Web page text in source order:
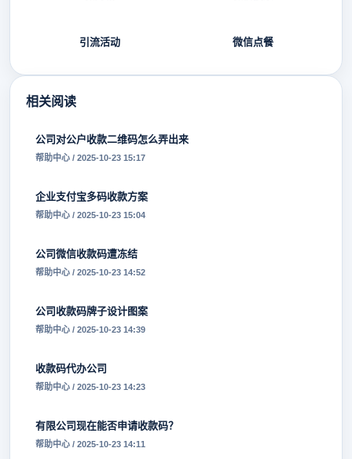
引流活动 微信点餐
相关阅读
公司对公户收款二维码怎么弄出来
帮助中心 / 2025-10-23 15:17
企业支付宝多码收款方案
帮助中心 / 2025-10-23 15:04
公司微信收款码遭冻结
帮助中心 / 2025-10-23 14:52
公司收款码牌子设计图案
帮助中心 / 2025-10-23 14:39
收款码代办公司
帮助中心 / 2025-10-23 14:23
有限公司现在能否申请收款码？
帮助中心 / 2025-10-23 14:11